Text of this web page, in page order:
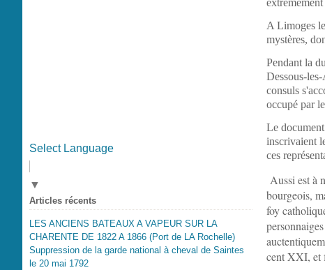
Select Language
▼
Articles récents
LES ANCIENS BATEAUX A VAPEUR SUR LA
CHARENTE DE 1822 A 1866 (Port de LA Rochelle)
Suppression de la garde national à cheval de Saintes
le 20 mai 1792
A Limoges
mystères,
Pendant la
Dessous-
consuls
occupé par
Le
inscrivaient
ces
Aussi est à
bourgeois,
foy
cent XXI, et